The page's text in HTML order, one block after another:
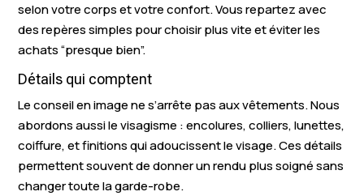
Graveson
Cabannes
Rognes
Jouques
Barbentane
La Destrousse
Meyrargues
Coudoux
Peynier
Plan-d'Orgon
Fontvieille
Saint-Savournin
Mouriès
selon votre corps et votre confort. Vous repartez avec
des repères simples pour choisir plus vite et éviter les
achats “presque bien”.
Détails qui comptent
Le conseil en image ne s’arrête pas aux vêtements. Nous
abordons aussi le visagisme : encolures, colliers, lunettes,
coiffure, et finitions qui adoucissent le visage. Ces détails
permettent souvent de donner un rendu plus soigné sans
changer toute la garde-robe.